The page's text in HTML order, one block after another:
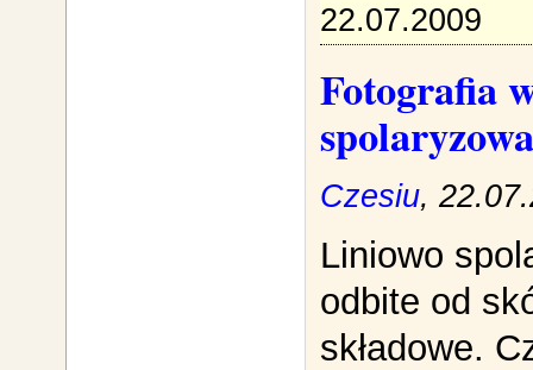
22.07.2009
Fotografia
Czesiu,
Liniowo
odbite od
składowe.